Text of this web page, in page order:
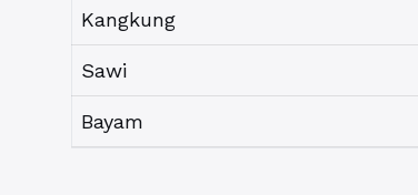
Kangkung
Sawi
Bayam